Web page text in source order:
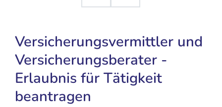
Versicherungsvermittler und
Versicherungsberater -
Erlaubnis für Tätigkeit
beantragen